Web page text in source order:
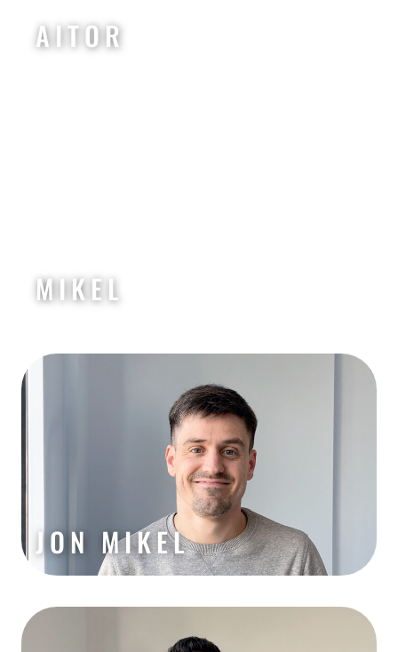
AITOR
MIKEL
JON MIKEL